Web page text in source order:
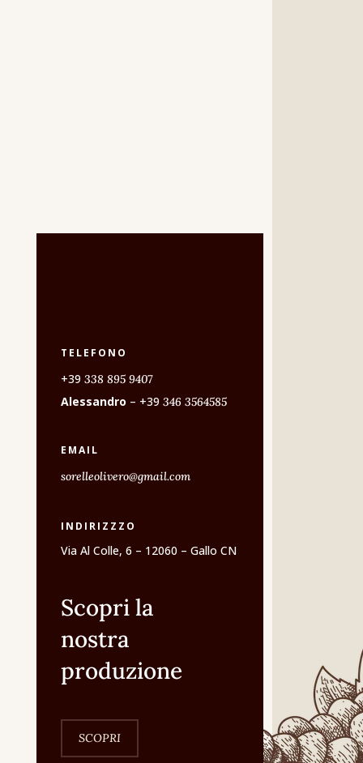
TELEFONO
+39 338 895 9407
Alessandro – +39 346 3564585
EMAIL
sorelleolivero@gmail.com
INDIRIZZZO
Via Al Colle, 6 – 12060 – Gallo CN
Scopri la
nostra
produzione
SCOPRI